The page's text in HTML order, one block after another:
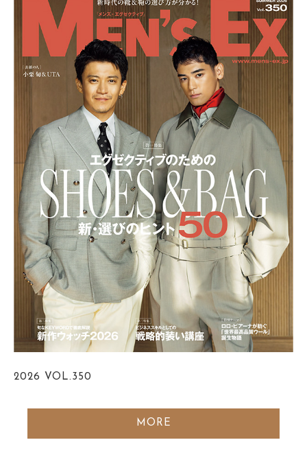
2026 VOL.350
MORE